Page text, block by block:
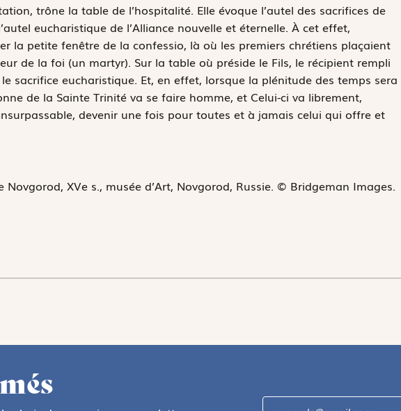
trône la table de l’hospitalité. Elle évoque l’autel des sacrifices de
eucharistique de l’Alliance nouvelle et éternelle. À cet effet,
la petite fenêtre de la confessio, là où les premiers chrétiens plaçaient
de la foi (un martyr). Sur la table où préside le Fils, le récipient rempli
sacrifice eucharistique. Et, en effet, lorsque la plénitude des temps sera
de la Sainte Trinité va se faire homme, et Celui-ci va librement,
devenir une fois pour toutes et à jamais celui qui offre et
Novgorod, XVe s., musée d’Art, Novgorod, Russie. © Bridgeman Images.